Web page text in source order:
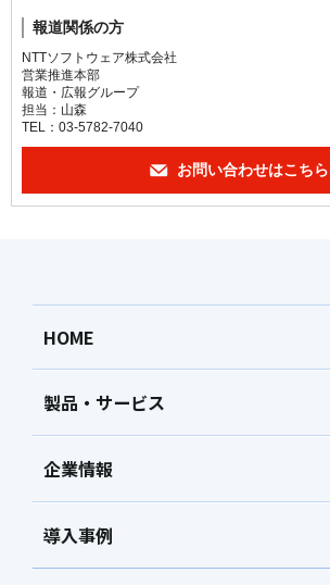
報道関係の方
NTTソフトウェア株式会社
営業推進本部
報道・広報グループ
担当：山森
TEL：03-5782-7040
お問い合わせはこちら
HOME
製品・サービス
企業情報
導入事例